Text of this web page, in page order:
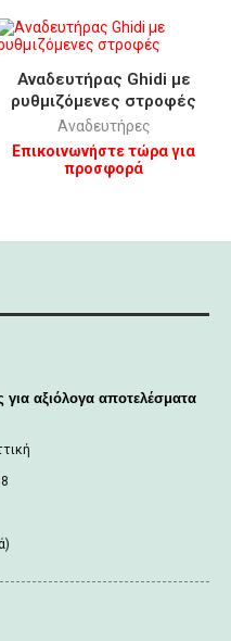
Aναδευτήρας Ghidi με
ρυθμιζόμενες στροφές
Αναδευτήρες
Επικοινωνήστε τώρα για
προσφορά
για αξιόλογα αποτελέσματα